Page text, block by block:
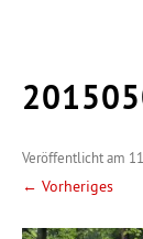
Veröffentlicht am
← Vorheriges